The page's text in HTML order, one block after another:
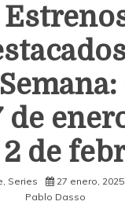
de
2 de
Series 27 enero, 2025
Pablo Dasso